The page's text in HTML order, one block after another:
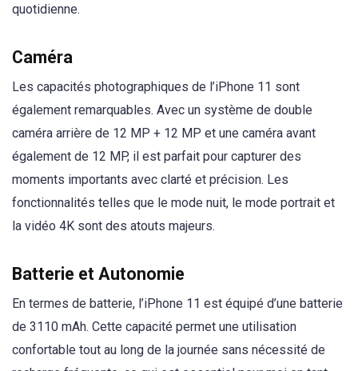
quotidienne.
Caméra
Les capacités photographiques de l’iPhone 11 sont
également remarquables. Avec un système de double
caméra arrière de 12 MP + 12 MP et une caméra avant
également de 12 MP, il est parfait pour capturer des
moments importants avec clarté et précision. Les
fonctionnalités telles que le mode nuit, le mode portrait et
la vidéo 4K sont des atouts majeurs.
Batterie et Autonomie
En termes de batterie, l’iPhone 11 est équipé d’une batterie
de 3110 mAh. Cette capacité permet une utilisation
confortable tout au long de la journée sans nécessité de